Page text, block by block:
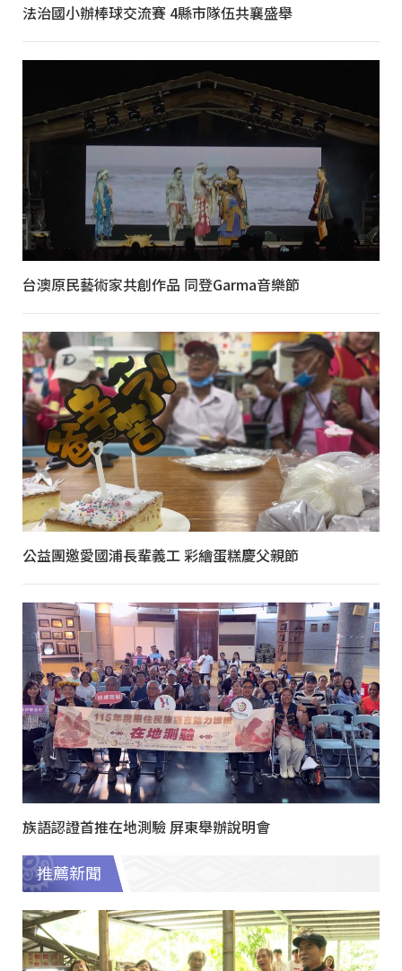
法治國小辦棒球交流賽 4縣市隊伍共襄盛舉
台澳原民藝術家共創作品 同登Garma音樂節
公益團邀愛國浦長輩義工 彩繪蛋糕慶父親節
族語認證首推在地測驗 屏東舉辦說明會
推薦新聞